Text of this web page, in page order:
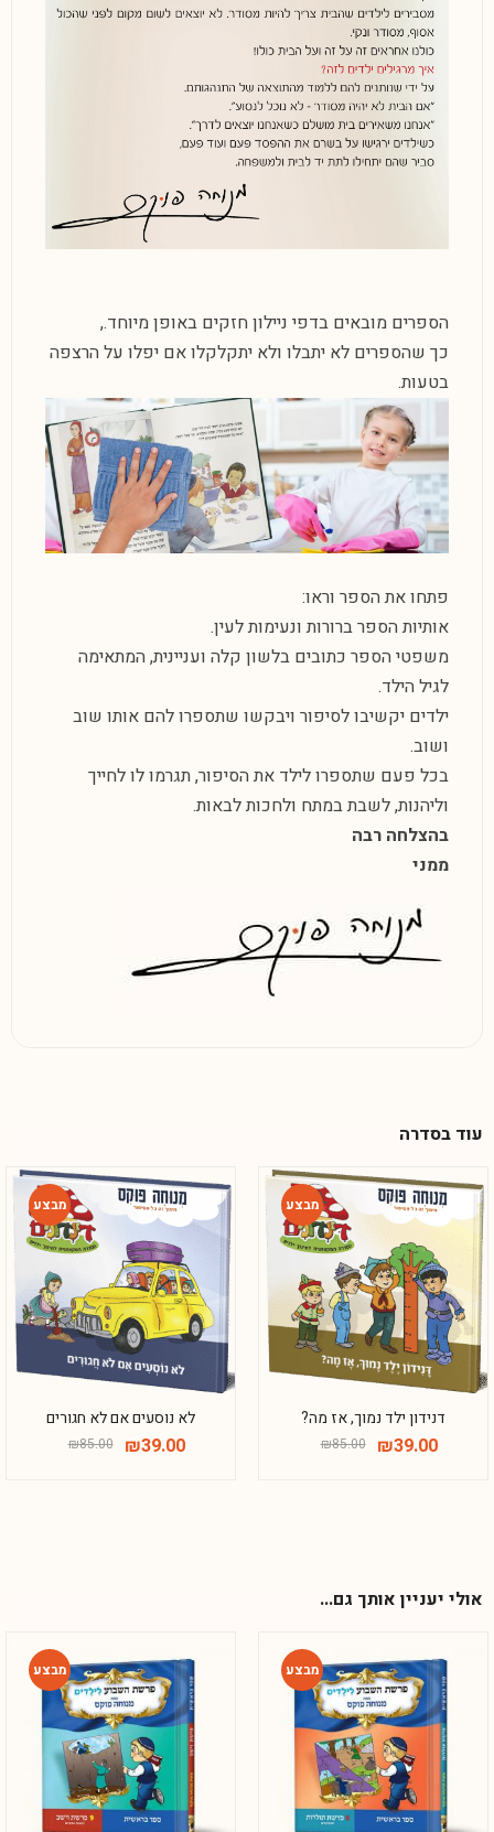
הספרים מובאים בדפי ניילון חזקים באופן מיוחד.,
כך שהספרים לא יתבלו ולא יתקלקלו אם יפלו על הרצפה
בטעות.
פתחו את הספר וראו:
אותיות הספר ברורות ונעימות לעין.
משפטי הספר כתובים בלשון קלה ועניינית, המתאימה
לגיל הילד.
ילדים יקשיבו לסיפור ויבקשו שתספרו להם אותו שוב
ושוב.
בכל פעם שתספרו לילד את הסיפור, תגרמו לו לחייך
וליהנות, לשבת במתח ולחכות לבאות.
בהצלחה רבה
ממני
עוד בסדרה
-54%
לא נוסעים אם לא חגורים
₪85.00 ₪39.00
-54%
דנידון ילד נמוך, אז מה?
₪85.00 ₪39.00
אולי יעניין אותך גם...
-42% -42%
Phone